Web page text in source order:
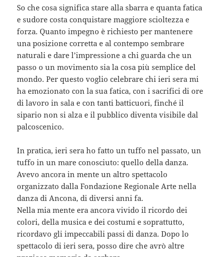
So che cosa significa stare alla sbarra e quanta fatica
e sudore costa conquistare maggiore scioltezza e
forza. Quanto impegno è richiesto per mantenere
una posizione corretta e al contempo sembrare
naturali e dare l’impressione a chi guarda che un
passo o un movimento sia la cosa più semplice del
mondo. Per questo voglio celebrare chi ieri sera mi
ha emozionato con la sua fatica, con i sacrifici di ore
di lavoro in sala e con tanti batticuori, finché il
sipario non si alza e il pubblico diventa visibile dal
palcoscenico.
In pratica, ieri sera ho fatto un tuffo nel passato, un
tuffo in un mare conosciuto: quello della danza.
Avevo ancora in mente un altro spettacolo
organizzato dalla Fondazione Regionale Arte nella
danza di Ancona, di diversi anni fa.
Nella mia mente era ancora vivido il ricordo dei
colori, della musica e dei costumi e soprattutto,
ricordavo gli impeccabili passi di danza. Dopo lo
spettacolo di ieri sera, posso dire che avrò altre